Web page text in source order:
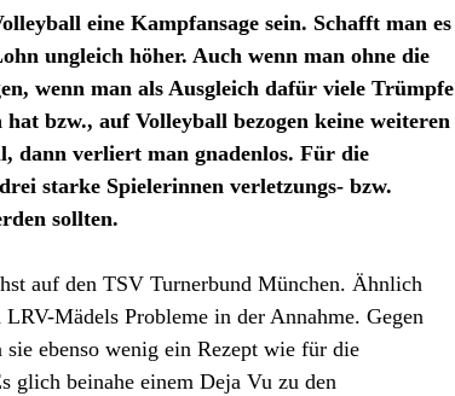
eine Kampfansage sein. Schafft man es
ungleich höher. Auch wenn man ohne die
wenn man als Ausgleich dafür viele Trümpfe
bzw., auf Volleyball bezogen keine weiteren
dann verliert man gnadenlos. Für die
starke Spielerinnen verletzungs- bzw.
sollten.
auf den TSV Turnerbund München. Ähnlich
Mädels Probleme in der Annahme. Gegen
sie ebenso wenig ein Rezept wie für die
glich beinahe einem Deja Vu zu den